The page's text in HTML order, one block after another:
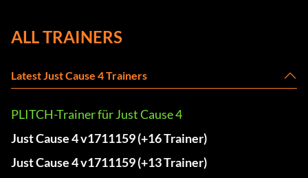
ALL TRAINERS
Latest Just Cause 4 Trainers
PLITCH-Trainer für Just Cause 4
Just Cause 4 v1711159 (+16 Trainer)
Just Cause 4 v1711159 (+13 Trainer)